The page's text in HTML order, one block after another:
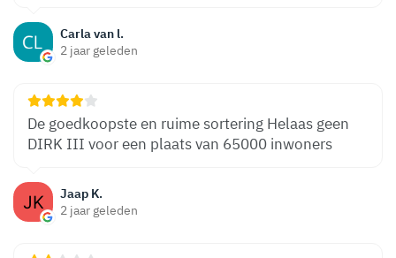
Carla van l.
2 jaar geleden
Jaap K.
2 jaar geleden
De goedkoopste en ruime sortering Helaas geen
DIRK III voor een plaats van 65000 inwoners